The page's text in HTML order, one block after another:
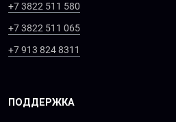
+7 3822 511 580
+7 3822 511 065
+7 913 824 8311
ПОДДЕРЖКА